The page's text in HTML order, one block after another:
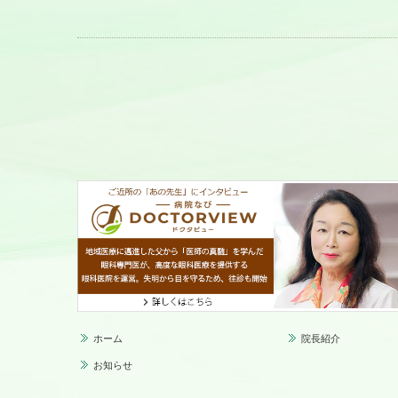
ホーム 院長紹介
お知らせ